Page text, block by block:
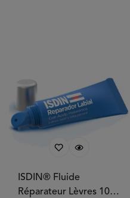
ISDIN® Fluide
Réparateur Lèvres 10